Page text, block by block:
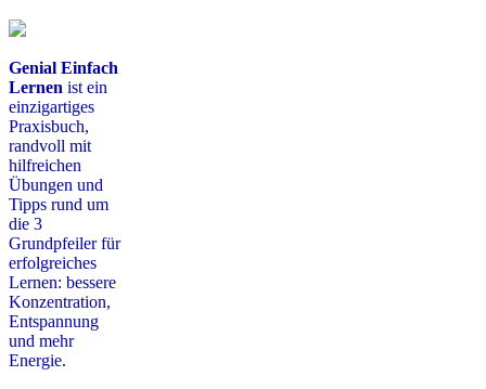
Genial Einfach
Lernen ist ein
einzigartiges
Praxisbuch,
randvoll mit
hilfreichen
Übungen und
Tipps rund um
die 3
Grundpfeiler für
erfolgreiches
Lernen: bessere
Konzentration,
Entspannung
und mehr
Energie.